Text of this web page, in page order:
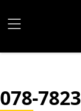
078-7823